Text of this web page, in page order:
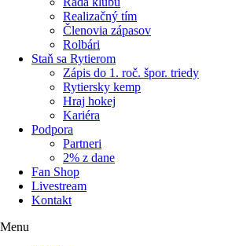
Realizačný tím
Členovia zápasov
Rolbári
Staň sa Rytierom
Zápis do 1. roč. špor. triedy
Rytiersky kemp
Hraj hokej
Kariéra
Podpora
Partneri
2% z dane
Fan Shop
Livestream
Kontakt
Menu